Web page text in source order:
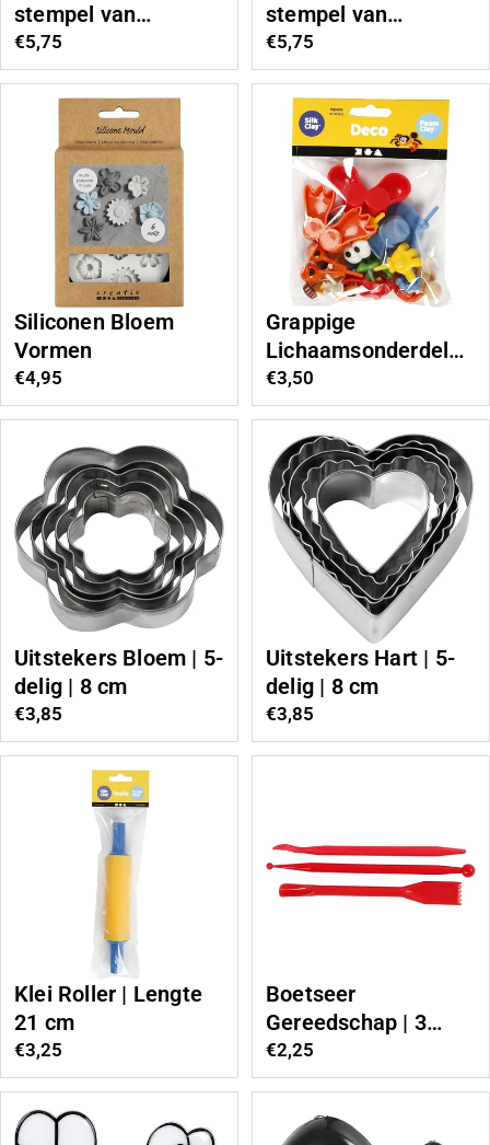
stempel van
Eenhoorns | 6 st
Normale
prijs
€5,75
stempel van
Vervoersmiddelen |
6 st
Normale
prijs
€5,75
Siliconen Bloem
Vormen
Normale
prijs
€4,95
Grappige
Lichaamsonderdelen
en Accessoires
Normale
prijs
€3,50
Uitstekers Bloem | 5-
delig | 8 cm
Normale
prijs
€3,85
Uitstekers Hart | 5-
delig | 8 cm
Normale
prijs
€3,85
Klei Roller | Lengte
21 cm
Normale
prijs
€3,25
Boetseer
Gereedschap | 3
stuks
Normale
prijs
€2,25